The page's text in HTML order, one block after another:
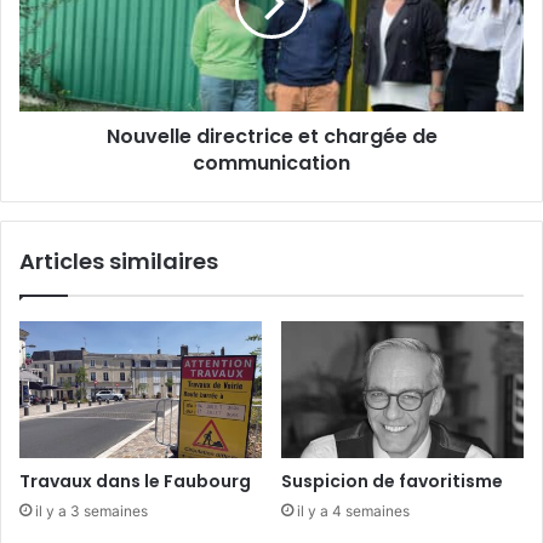
d
o
t
é
s
l
c
s
e
i
l
é
p
a
e
l
l
e
d
r
e
e
t
c
r
g
Nouvelle directrice et chargée de
communication
Articles similaires
Travaux dans le Faubourg
il y a 3 semaines
Suspicion de favoritisme
il y a 4 semaines